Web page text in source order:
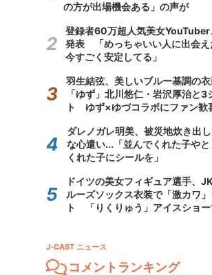
の方が出場機会ある」の声が
登録者60万超人気美女YouTuber
発表 「めっちゃいい人に出会え
今すごく安定してる」
羽生結弦、美しいブルー基調の
「ゆず」北川悠仁・岩沢厚治と3
ト ゆず×ゆづコラボにファン歓
ダレノガレ明美、被災地炊き出
な心遣い...「並んでくれた子やと
くれた子にシールを」
ドイツの美女フィギュア選手、
ルーズソックス衣装で「激カワ
ト 「りくりゅう」アイスショ
J-CAST ニュース
コメントランキング